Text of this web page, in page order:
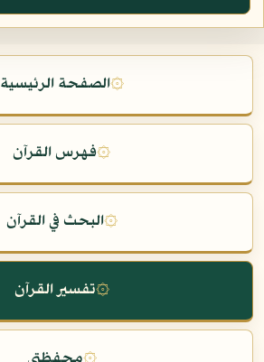
۞الصفحة الرئيسية
۞فهرس القرآن
۞البحث في القرآن
۞تفسير القرآن